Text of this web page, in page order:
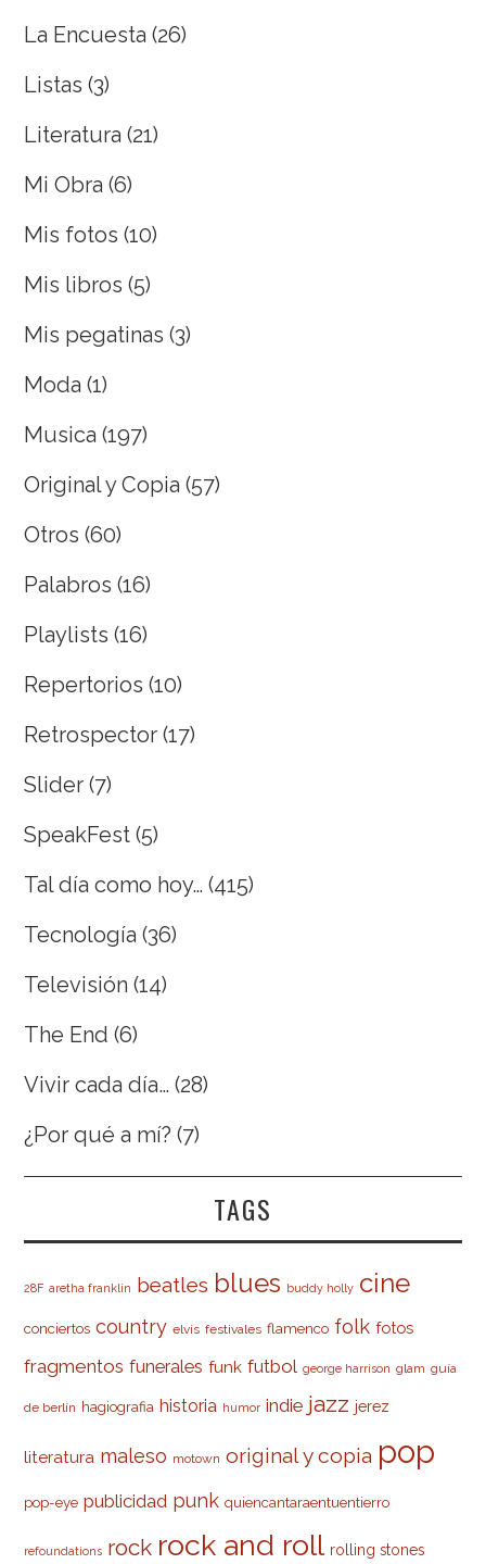
La Encuesta (26)
Listas (3)
Literatura (21)
Mi Obra (6)
Mis fotos (10)
Mis libros (5)
Mis pegatinas (3)
Moda (1)
Musica (197)
Original y Copia (57)
Otros (60)
Palabros (16)
Playlists (16)
Repertorios (10)
Retrospector (17)
Slider (7)
SpeakFest (5)
Tal día como hoy… (415)
Tecnología (36)
Televisión (14)
The End (6)
Vivir cada día… (28)
¿Por qué a mí? (7)
TAGS
28F aretha franklin beatles blues buddy holly cine
conciertos country elvis festivales flamenco folk fotos
fragmentos funerales funk futbol george harrison glam guía
de berlín hagiografia historia humor indie jazz jerez
literatura maleso motown original y copia pop
pop-eye publicidad punk quiencantaraentuentierro
refoundations rock rock and roll rolling stones